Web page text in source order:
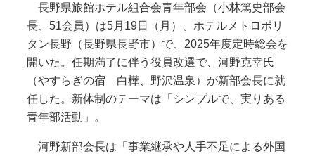
長野県旅館ホテル組合会青年部会（小林篤史部会
長、51会員）は5月19日（月）、ホテルメトロポリ
タン長野（長野県長野市）で、2025年度定時総会を
開いた。任期満了に伴う役員改選で、河野克幸氏
（やすらぎの宿 白樺、野沢温泉）が新部会長に就
任した。新体制のテーマは「シンプルで、実りある
青年部活動」。
河野新部会長は「事業継承や人手不足による外国